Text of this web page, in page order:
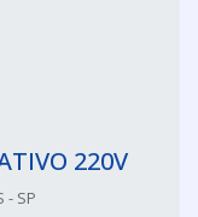
220V
- SP